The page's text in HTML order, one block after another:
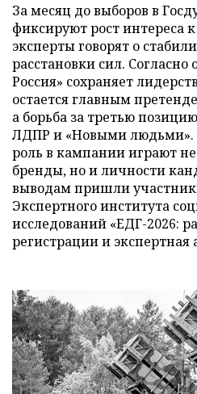
За месяц до выборов в
фиксируют рост интереса
эксперты говорят о
расстановки сил. Согласно
Россия» сохраняет
остается главным
а борьба за третью
ЛДПР и «Новыми людьми».
роль в кампании играют
бренды, но и личности
выводам пришли
Экспертного института
исследований «ЕДГ-2026:
регистрации и экспертная